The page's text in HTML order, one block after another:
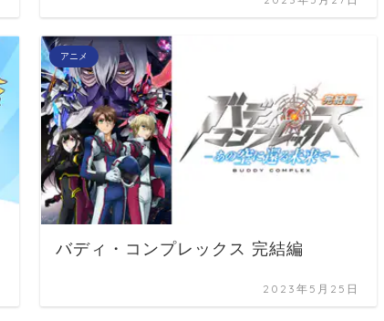
アニメ
バディ・コンプレックス 完結編
2023年5月25日